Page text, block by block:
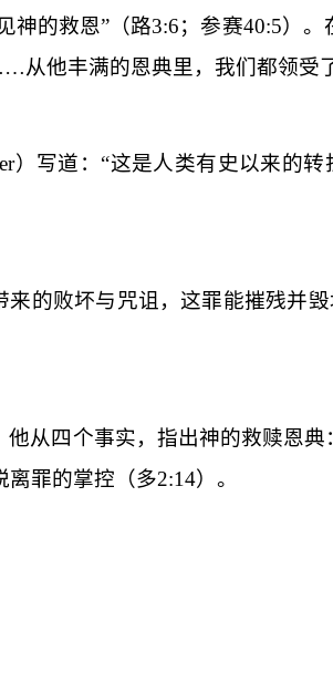
神的救恩”（路3:6；参赛40:5）。
他丰满的恩典里，我们都领受
）写道：“这是人类有史以来的
来的败坏与咒诅，这罪能摧残并
从四个事实，指出神的救赎恩典
离罪的掌控（多2:14）。